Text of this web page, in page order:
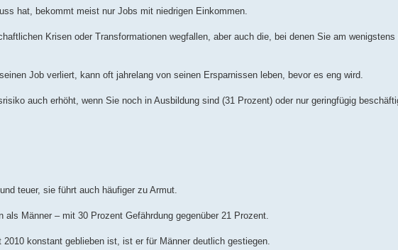
hat, bekommt meist nur Jobs mit niedrigen Einkommen.
Krisen oder Transformationen wegfallen, aber auch die, bei denen Sie am
Job verliert, kann oft jahrelang von seinen Ersparnissen leben, bevor es eng wird.
auch erhöht, wenn Sie noch in Ausbildung sind (31 Prozent) oder nur geringfügig
teuer, sie führt auch häufiger zu Armut.
als Männer – mit 30 Prozent Gefährdung gegenüber 21 Prozent.
konstant geblieben ist, ist er für Männer deutlich gestiegen.